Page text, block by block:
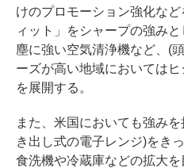
けのプロモーション強化な
ィット」をシャープの強み
塵に強い空気清浄機など、(
ーズが高い地域においては
を展開する。
また、米国においても強み
き出し式の電子レンジ)をき
食洗機や冷蔵庫などの拡大を